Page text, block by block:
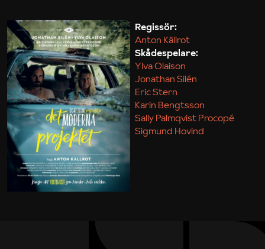
Maja Kekonius
Regissör:
Anton Källrot
Skådespelare:
Ylva Olaison
Jonathan Silén
Eric Stern
Karin Bengtsson
Sally Palmqvist Procopé
Sigmund Hovind